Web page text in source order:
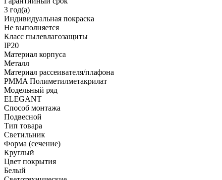
3 год(а)
Индивидуальная покраска
Не выполняется
Класс пылевлагозащиты
IP20
Материал корпуса
Металл
Материал рассеивателя/плафона
PMMA Полиметилметакрилат
Модельный ряд
ELEGANT
Способ монтажа
Подвесной
Тип товара
Светильник
Форма (сечение)
Круглый
Цвет покрытия
Белый